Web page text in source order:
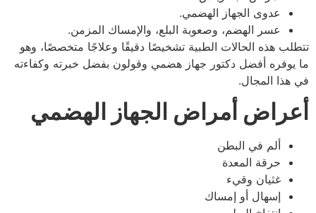
عدوى الجهاز الهضمي.
عسر الهضم، وصعوبة البلع، والإمساك المزمن.
تتطلب هذه الحالات الطبية تشخيصًا دقيقًا وعلاجًا متخصصًا، وهو
ما يوفره أفضل دكتور جهاز هضمي وقولون بفضل خبرته وكفاءته
في هذا المجال.
أعراض أمراض الجهاز الهضمي
ألم في البطن
حرقة المعدة
غثيان وقيء
إسهال أو إمساك